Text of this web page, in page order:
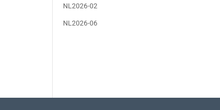
NL2026-02
NL2026-06